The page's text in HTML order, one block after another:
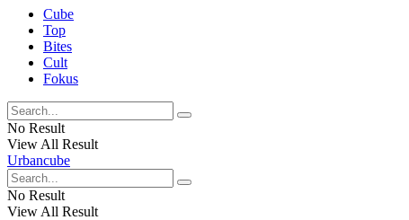
Cube
Top
Bites
Cult
Fokus
No Result
View All Result
Urbancube
No Result
View All Result